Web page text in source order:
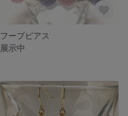
フープピアス
展示中